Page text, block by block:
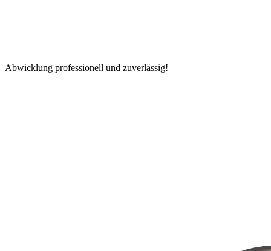
Abwicklung professionell und zuverlässig!